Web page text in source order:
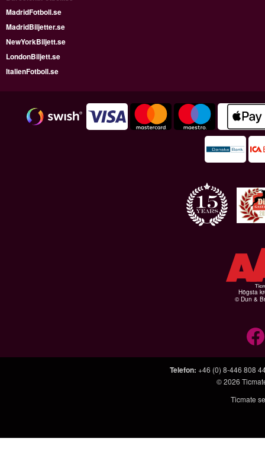
MadridFotboll.se
MadridBiljetter.se
NewYorkBiljett.se
LondonBiljett.se
ItalienFotboll.se
Högsta
© Dun &
Telefon: +46 (0) 8-446 808
© 2026
Ticmate